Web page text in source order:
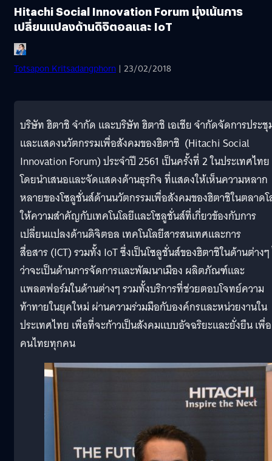
Hitachi Social Innovation Forum มุ่งเน้นการ
เปลี่ยนแปลงด้านดิจิตอลและ IoT
Totsapon Kritsadangphorn | 23/02/2018
บริษัท ฮิตาชิ จำกัด และบริษัท ฮิตาชิ เอเชีย จำกัดจัดการประชุ
และแสดงนวัตกรรมเพื่อสังคมของฮิตาชิ (Hitachi Social
Innovation Forum) ประจำปี 2561 เป็นครั้งที่ 2 ในประเทศไทย
โดยนำเสนอและจัดแสดงด้านธุรกิจ ที่แสดงให้เห็นความหลาก
หลายของโซลูชั่นส์ด้านนวัตกรรมเพื่อสังคมของฮิตาชิในตลาด
ให้ความสำคัญกับเทคโนโลยีและโซลูชั่นส์ที่เกี่ยวข้องกับการ
เปลี่ยนแปลงด้านดิจิตอล เทคโนโลยีสารสนเทศและการ
สื่อสาร (ICT) รวมทั้ง IoT ซึ่งเป็นโซลูชั่นส์ของฮิตาชิในด้านต่างๆ
ว่าจะเป็นด้านการจัดการและพัฒนาเมือง ผลิตภัณฑ์และ
แพลตฟอร์มในด้านต่างๆ รวมทั้งบริการที่ช่วยตอบโจทย์ความ
ท้าทายในยุคใหม่ ผ่านความร่วมมือกับองค์กรและหน่วยงานใน
ประเทศไทย เพื่อที่จะก้าวเป็นสังคมแบบอัจฉริยะและยั่งยืน เพื่อ
คนไทยทุกคน